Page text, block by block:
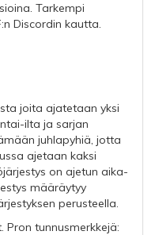
Tarkempi
Discordin kautta.
joita ajatetaan yksi
ilta ja sarjan
juhlapyhiä, jotta
ajetaan kaksi
on ajetun aika-
määräytyy
perusteella.
Pron tunnusmerkkejä: